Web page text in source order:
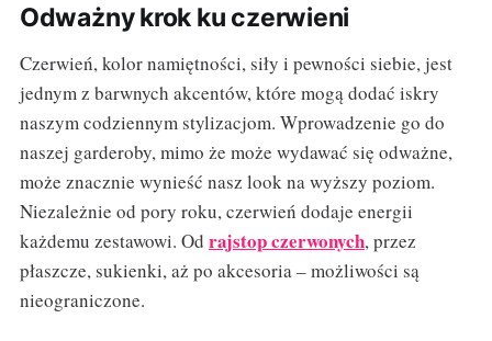
Odważny krok ku czerwieni
Czerwień, kolor namiętności, siły i pewności siebie, jest
jednym z barwnych akcentów, które mogą dodać iskry
naszym codziennym stylizacjom. Wprowadzenie go do
naszej garderoby, mimo że może wydawać się odważne,
może znacznie wynieść nasz look na wyższy poziom.
Niezależnie od pory roku, czerwień dodaje energii
każdemu zestawowi. Od rajstop czerwonych, przez
płaszcze, sukienki, aż po akcesoria – możliwości są
nieograniczone.